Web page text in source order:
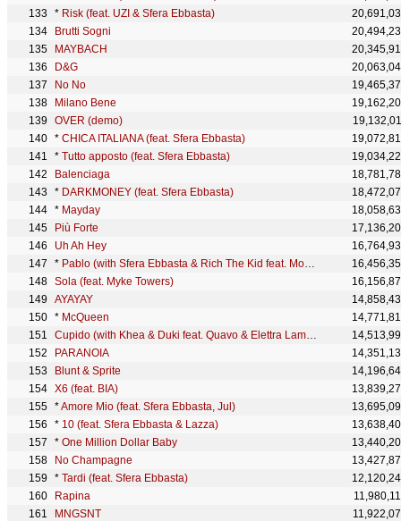
* Risk (feat. UZI & Sfera Ebbasta)
Brutti Sogni
MAYBACH
D&G
No No
Milano Bene
OVER (demo)
* CHICA ITALIANA (feat. Sfera Ebbasta)
* Tutto apposto (feat. Sfera Ebbasta)
Balenciaga
* DARKMONEY (feat. Sfera Ebbasta)
* Mayday
Più Forte
Uh Ah Hey
* Pablo (with Sfera Ebbasta & Rich The Kid feat. Moneybagg Yo & Lil Baby) - Remix
Sola (feat. Myke Towers)
AYAYAY
* McQueen
Cupido (with Khea & Duki feat. Quavo & Elettra Lamborghini) - RMX
PARANOIA
Blunt & Sprite
X6 (feat. BIA)
*Amore Mio (feat. Sfera Ebbasta, Jul)
* 10 (feat. Sfera Ebbasta & Lazza)
* One Million Dollar Baby
No Champagne
* Tardi (feat. Sfera Ebbasta)
Rapina
MNGSNT